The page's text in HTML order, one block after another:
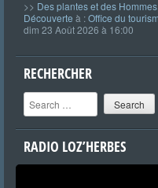
>> Des plantes et des Hommes
Découverte à :Office du
dim 23 Août 2026 à 16:00
RECHERCHER
Search
RADIO LOZ’HERBES
Lecteur